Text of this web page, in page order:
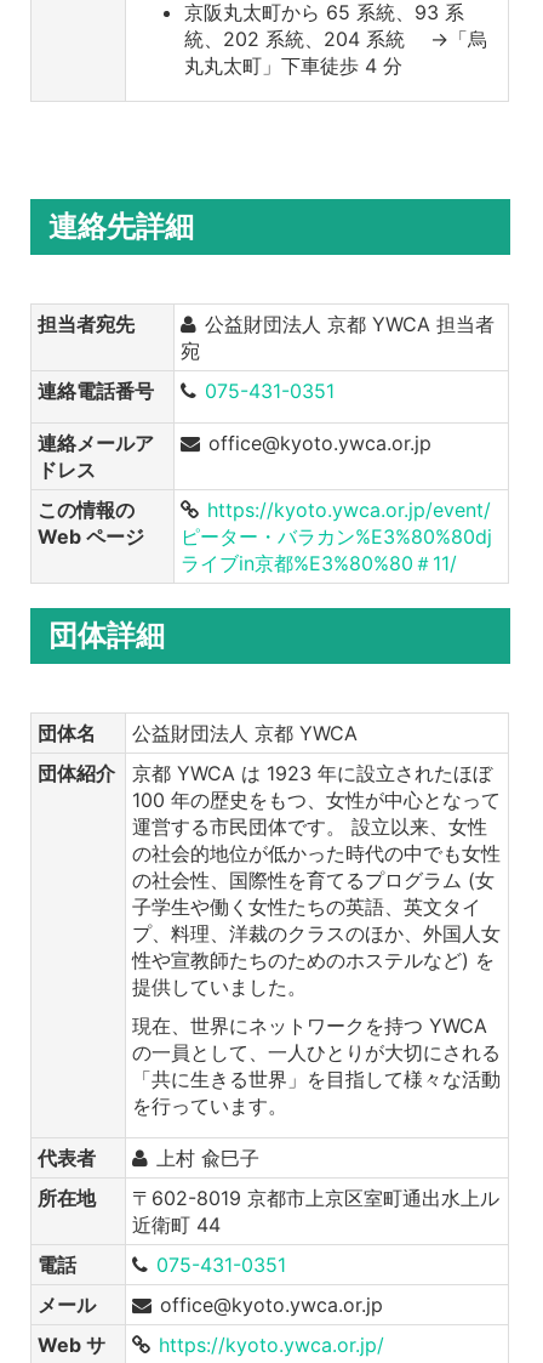
京阪丸太町から 65 系統、93 系
統、202 系統、204 系統 →「烏
丸丸太町」下車徒歩 4 分
連絡先詳細
担当者宛先
公益財団法人 京都 YWCA 担当者
宛
連絡電話番号
075-431-0351
連絡メールア
ドレス
office@kyoto.ywca.or.jp
この情報の
Web ページ
https://kyoto.ywca.or.jp/event/
ピーター・バラカン%E3%80%80dj
ライブin京都%E3%80%80＃11/
団体詳細
団体名
公益財団法人 京都 YWCA
団体紹介
京都 YWCA は 1923 年に設立されたほぼ
100 年の歴史をもつ、女性が中心となって
運営する市民団体です。 設立以来、女性
の社会的地位が低かった時代の中でも女性
の社会性、国際性を育てるプログラム (女
子学生や働く女性たちの英語、英文タイ
プ、料理、洋裁のクラスのほか、外国人女
性や宣教師たちのためのホステルなど) を
提供していました。
現在、世界にネットワークを持つ YWCA
の一員として、一人ひとりが大切にされる
「共に生きる世界」を目指して様々な活動
を行っています。
代表者
上村 兪巳子
所在地
〒602-8019 京都市上京区室町通出水上ル
近衛町 44
電話
075-431-0351
メール
office@kyoto.ywca.or.jp
Web サ
https://kyoto.ywca.or.jp/